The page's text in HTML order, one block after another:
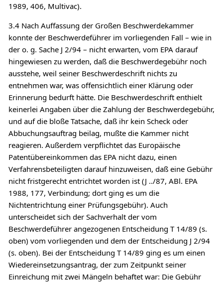
1989, 406, Multivac).
3.4 Nach Auffassung der Großen Beschwerdekammer
konnte der Beschwerdeführer im vorliegenden Fall – wie in
der o. g. Sache J 2/94 – nicht erwarten, vom EPA darauf
hingewiesen zu werden, daß die Beschwerdegebühr noch
ausstehe, weil seiner Beschwerdeschrift nichts zu
entnehmen war, was offensichtlich einer Klärung oder
Erinnerung bedurft hätte. Die Beschwerdeschrift enthielt
keinerlei Angaben über die Zahlung der Beschwerdegebühr,
und auf die bloße Tatsache, daß ihr kein Scheck oder
Abbuchungsauftrag beilag, mußte die Kammer nicht
reagieren. Außerdem verpflichtet das Europäische
Patentübereinkommen das EPA nicht dazu, einen
Verfahrensbeteiligten darauf hinzuweisen, daß eine Gebühr
nicht fristgerecht entrichtet worden ist (J ../87, ABl. EPA
1988, 177, Verbindung; dort ging es um die
Nichtentrichtung einer Prüfungsgebühr). Auch
unterscheidet sich der Sachverhalt der vom
Beschwerdeführer angezogenen Entscheidung T 14/89 (s.
oben) vom vorliegenden und dem der Entscheidung J 2/94
(s. oben). Bei der Entscheidung T 14/89 ging es um einen
Wiedereinsetzungsantrag, der zum Zeitpunkt seiner
Einreichung mit zwei Mängeln behaftet war: Die Gebühr